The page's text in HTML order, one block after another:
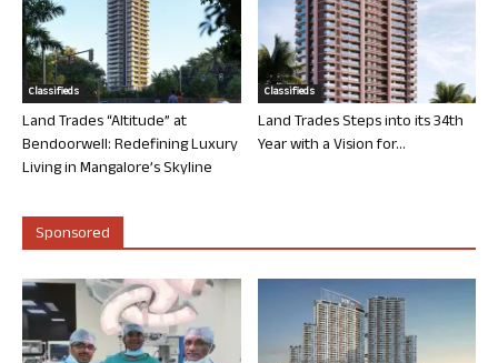
Classifieds
Land Trades “Altitude” at
Bendoorwell: Redefining Luxury
Living in Mangalore’s Skyline
Classifieds
Land Trades Steps into its 34th
Year with a Vision for...
Sponsored